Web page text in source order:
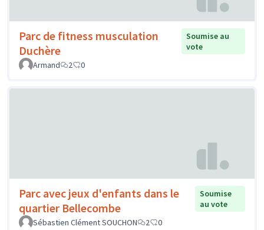
Parc de fitness musculation
Duchère
Soumise au
vote
Armand
2 0
Parc avec jeux d'enfants dans le
quartier Bellecombe
Soumise
au vote
Sébastien Clément SOUCHON
2 0